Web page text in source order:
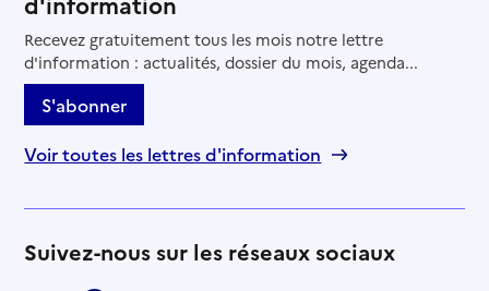
Recevez gratuitement tous les mois notre lettre
d'information : actualités, dossier du mois, agenda...
S'abonner
Voir toutes les lettres d'information
Suivez-nous sur les réseaux sociaux